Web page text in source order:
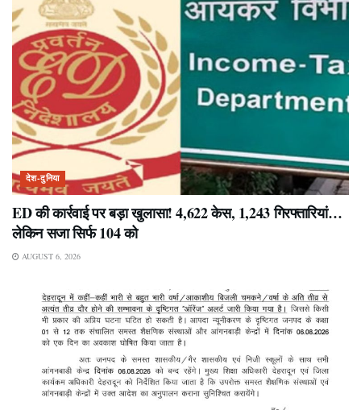
देश-दुनिया
ED की कार्रवाई पर बड़ा खुलासा! 4,622 केस, 1,243 गिरफ्तारियां…
लेकिन सजा सिर्फ 104 को
AUGUST 6, 2026